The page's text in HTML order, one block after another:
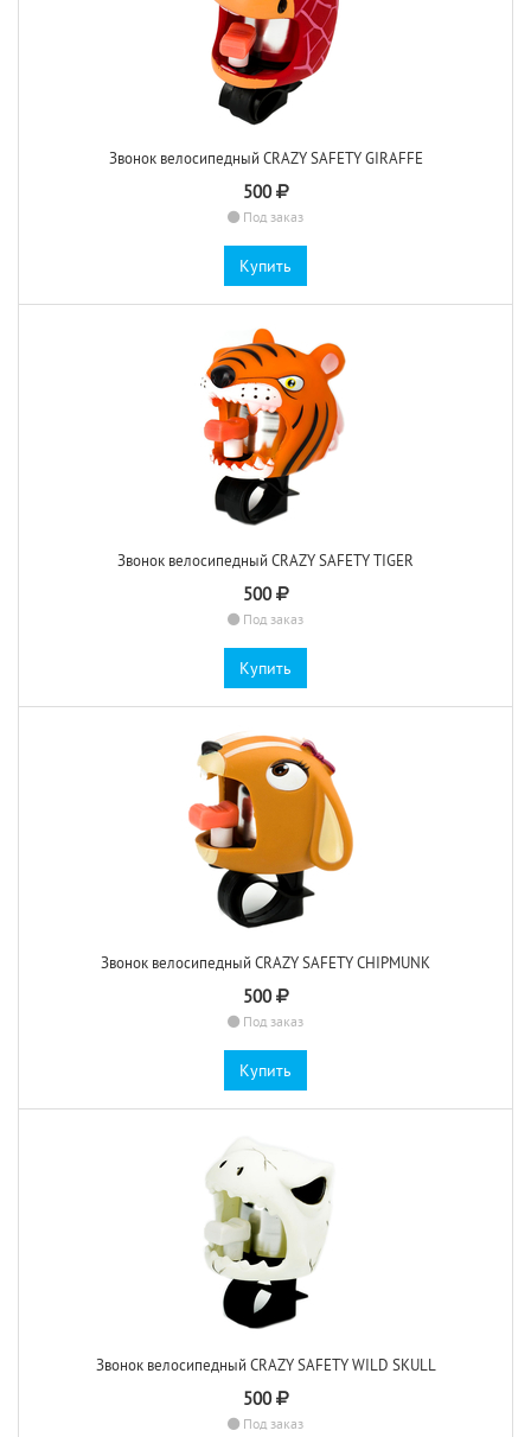
Звонок велосипедный CRAZY SAFETY GIRAFFE
500
Под заказ
Купить
Звонок велосипедный CRAZY SAFETY TIGER
500
Под заказ
Купить
Звонок велосипедный CRAZY SAFETY CHIPMUNK
500
Под заказ
Купить
Звонок велосипедный CRAZY SAFETY WILD SKULL
500
Под заказ